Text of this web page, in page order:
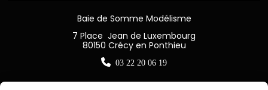
Baie de Somme Modélisme
7 Place Jean de Luxembourg
80150 Crécy en Ponthieu
 03 22 20 06 19